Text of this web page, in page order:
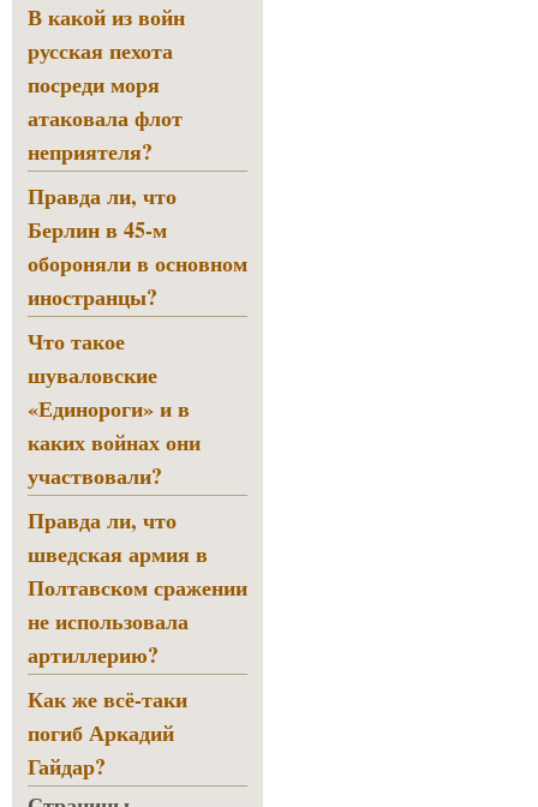
В какой из войн
русская пехота
посреди моря
атаковала флот
неприятеля?
Правда ли, что
Берлин в 45-м
обороняли в основном
иностранцы?
Что такое
шуваловские
«Единороги» и в
каких войнах они
участвовали?
Правда ли, что
шведская армия в
Полтавском сражении
не использовала
артиллерию?
Как же всё-таки
погиб Аркадий
Гайдар?